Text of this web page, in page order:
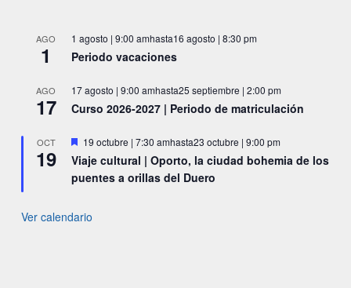
AGO
1
1 agosto | 9:00 amhasta16 agosto | 8:30 pm
Periodo vacaciones
AGO
17
17 agosto | 9:00 amhasta25 septiembre | 2:00 pm
Curso 2026-2027 | Periodo de matriculación
OCT
19
Destacado
19 octubre | 7:30 amhasta23 octubre | 9:00 pm
Viaje cultural | Oporto, la ciudad bohemia de los
puentes a orillas del Duero
Ver calendario